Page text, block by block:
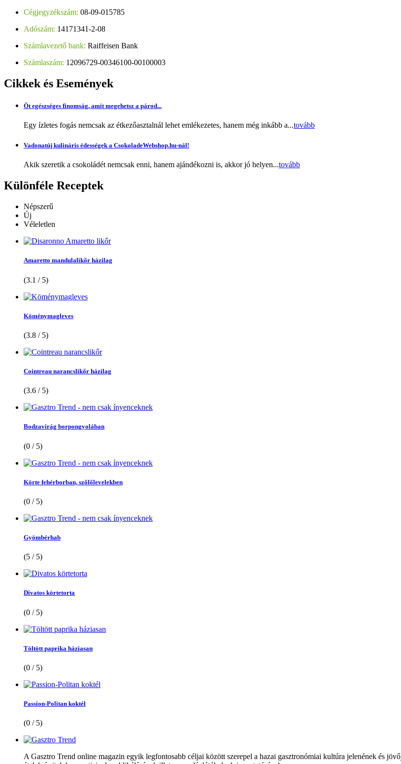
Cégjegyzékszám: 08-09-015785
Adószám: 14171341-2-08
Számlavezető bank: Raiffeisen Bank
Számlaszám: 12096729-00346100-00100003
Cikkek és Események
Öt egészséges finomság, amit megehetsz a párod...
Egy ízletes fogás nemcsak az étkezőasztalnál lehet emlékezetes, hanem még inkább a...tovább
Vadonatúj kulináris édességek a CsokoladeWebshop.hu-nál!
Akik szeretik a csokoládét nemcsak enni, hanem ajándékozni is, akkor jó helyen...tovább
Különféle Receptek
Népszerű
Új
Véleletlen
Amaretto mandulalikőr házilag
(3.1 / 5)
Köménymagleves
(3.8 / 5)
Cointreau narancslikőr házilag
(3.6 / 5)
Bodzavirág borpongyolában
(0 / 5)
Körte fehérborban, szőlőlevelekben
(0 / 5)
Gyömbérhab
(5 / 5)
Divatos körtetorta
(0 / 5)
Töltött paprika háziasan
(0 / 5)
Passion-Politan koktél
(0 / 5)
A Gasztro Trend online magazin egyik legfontosabb céljai között szerepel a hazai gasztronómiai kultúra jelenének és